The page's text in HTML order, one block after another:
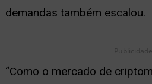
demandas também escalou.
Publicidade
“Como o mercado de